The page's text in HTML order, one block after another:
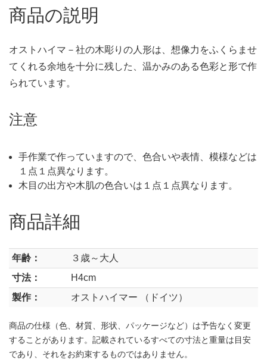
商品の説明
オストハイマ－社の木彫りの人形は、想像力をふくらませ
てくれる余地を十分に残した、温かみのある色彩と形で作
られています。
注意
手作業で作っていますので、色合いや表情、模様などは
１点１点異なります。
木目の出方や木肌の色合いは１点１点異なります。
商品詳細
年齢：
３歳～大人
寸法：
H4cm
製作：
オストハイマー （ドイツ）
商品の仕様（色、材質、形状、パッケージなど）は予告なく変更
することがあります。記載されているすべての寸法と重量は目安
であり、それをお約束するものではありません。